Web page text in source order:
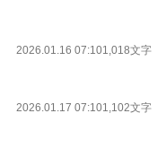
2026.01.16 07:101,018文字
2026.01.17 07:101,102文字